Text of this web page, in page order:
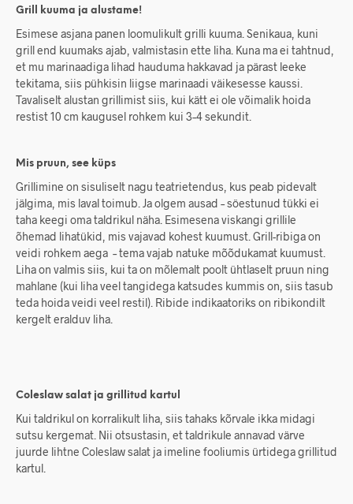
Grill kuuma ja alustame!
Esimese asjana panen loomulikult grilli kuuma. Senikaua, kuni
grill end kuumaks ajab, valmistasin ette liha. Kuna ma ei tahtnud,
et mu marinaadiga lihad hauduma hakkavad ja pärast leeke
tekitama, siis pühkisin liigse marinaadi väikesesse kaussi.
Tavaliselt alustan grillimist siis, kui kätt ei ole võimalik hoida
restist 10 cm kaugusel rohkem kui 3–4 sekundit.
Mis pruun, see küps
Grillimine on sisuliselt nagu teatrietendus, kus peab pidevalt
jälgima, mis laval toimub. Ja olgem ausad ­– söestunud tükki ei
taha keegi oma taldrikul näha. Esimesena viskangi grillile
õhemad lihatükid, mis vajavad kohest kuumust. Grill-ribiga on
veidi rohkem aega – tema vajab natuke mõõdukamat kuumust.
Liha on valmis siis, kui ta on mõlemalt poolt ühtlaselt pruun ning
mahlane (kui liha veel tangidega katsudes kummis on, siis tasub
teda hoida veidi veel restil). Ribide indikaatoriks on ribikondilt
kergelt eralduv liha.
Coleslaw salat ja grillitud kartul
Kui taldrikul on korralikult liha, siis tahaks kõrvale ikka midagi
sutsu kergemat. Nii otsustasin, et taldrikule annavad värve
juurde lihtne Coleslaw salat ja imeline fooliumis ürtidega grillitud
kartul.